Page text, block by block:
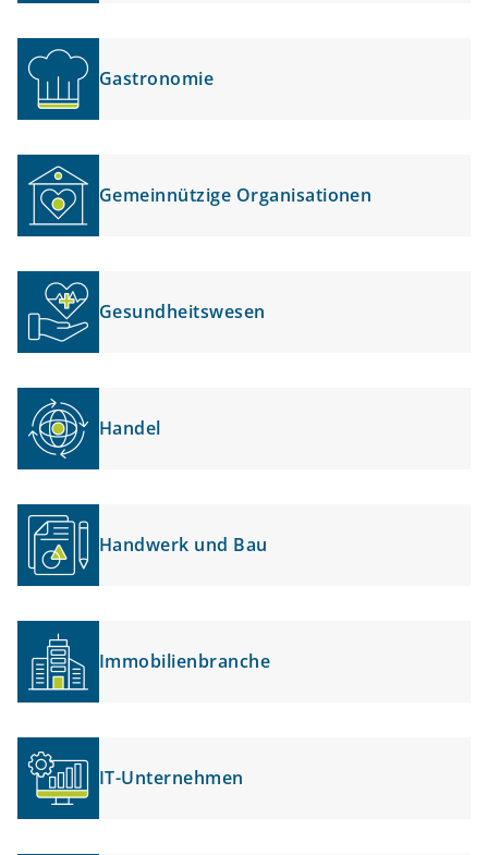
Gastronomie
Gemeinnützige Organisationen
Gesundheitswesen
Handel
Handwerk und Bau
Immobilienbranche
IT-Unternehmen